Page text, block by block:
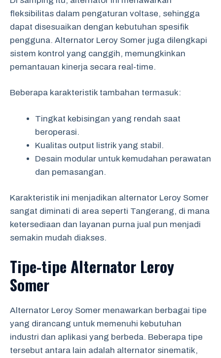
fleksibilitas dalam pengaturan voltase, sehingga
dapat disesuaikan dengan kebutuhan spesifik
pengguna. Alternator Leroy Somer juga dilengkapi
sistem kontrol yang canggih, memungkinkan
pemantauan kinerja secara real-time.
Beberapa karakteristik tambahan termasuk:
Tingkat kebisingan yang rendah saat
beroperasi.
Kualitas output listrik yang stabil.
Desain modular untuk kemudahan perawatan
dan pemasangan.
Karakteristik ini menjadikan alternator Leroy Somer
sangat diminati di area seperti Tangerang, di mana
ketersediaan dan layanan purna jual pun menjadi
semakin mudah diakses.
Tipe-tipe Alternator Leroy
Somer
Alternator Leroy Somer menawarkan berbagai tipe
yang dirancang untuk memenuhi kebutuhan
industri dan aplikasi yang berbeda. Beberapa tipe
tersebut antara lain adalah alternator sinematik,